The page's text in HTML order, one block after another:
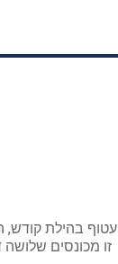
עטוף בהילת קודש,
זו מכונסים